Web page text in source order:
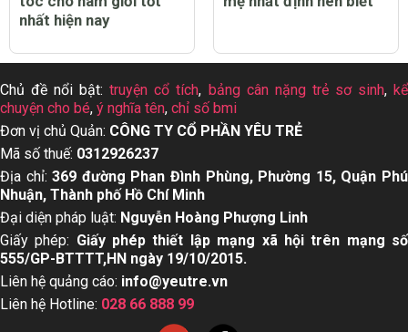
nhất hiện nay
Chủ đề nổi bật:truyện cổ tích, bảng cân nặng trẻ sơ sinh,kể
chuyện cho bé, ý nghĩa tên, chỉ số bmi
Đơn vị chủ Quản: CÔNG TY CỔ PHẦN YÊU TRẺ
Mã số thuế: 0312926237
Địa chỉ:369 đường Phan Đình Phùng, Phường 15, Quận Phú
Nhuận, Thành phố Hồ Chí Minh
Đại diện pháp luật: Nguyễn Hoàng Phượng Linh
Giấy phép: Giấy phép thiết lập mạng xã hội trên mạng số
555/GP-BTTTT,HN ngày 19/10/2015.
Liên hệ quảng cáo: info@yeutre.vn
Liên hệ Hotline: 028 66 888 99